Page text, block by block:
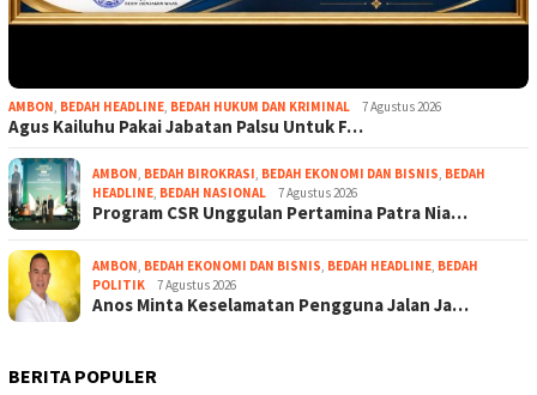
AMBON, BEDAH HEADLINE, BEDAH HUKUM DAN KRIMINAL 7 Agustus 2026
Agus Kailuhu Pakai Jabatan Palsu Untuk F…
AMBON, BEDAH BIROKRASI, BEDAH EKONOMI DAN BISNIS, BEDAH
HEADLINE, BEDAH NASIONAL 7 Agustus 2026
Program CSR Unggulan Pertamina Patra Nia…
AMBON, BEDAH EKONOMI DAN BISNIS, BEDAH HEADLINE, BEDAH
POLITIK
7 Agustus 2026
Anos Minta Keselamatan Pengguna Jalan Ja…
BERITA POPULER